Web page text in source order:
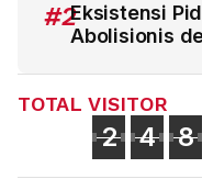
#2Eksistensi
Abolisionis
TOTAL VISITOR
2 4 8